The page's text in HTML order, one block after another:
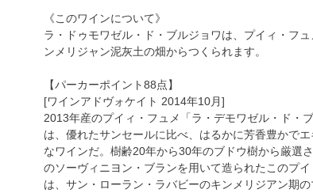
《このワインについて》
ラ・ドゥモワゼル・ド・ブルジョワは、プイィ・フ
ンメリジャン泥灰土の畑からつくられます。
【パーカーポイント88点】
[ワインアドヴォケイト 2014年10月]
2013年産のプイィ・フュメ「ラ・デモワゼル・ド・ブ
は、優れたサンセールに比べ、はるかに芳香豊かでエ
なワインだ。樹齢20年から30年のブドウ樹から厳選
のソーヴィニヨン・ブランを用いて造られたこのプイ
は、サン・ローラン・ラバビーのキンメリジアン期